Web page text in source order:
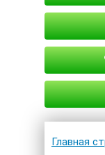
Главная